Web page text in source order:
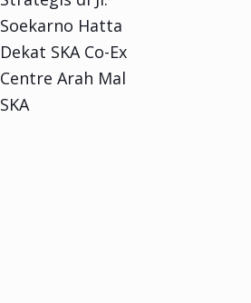
Soekarno Hatta
Dekat SKA Co-Ex
Centre Arah Mal
SKA